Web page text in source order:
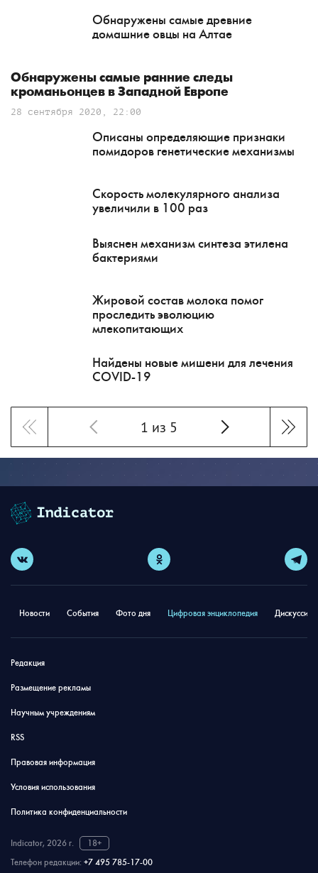
Обнаружены самые древние
домашние овцы на Алтае
Обнаружены самые ранние следы
кроманьонцев в Западной Европе
28 сентября 2020, 22:00
Описаны определяющие признаки
помидоров генетические механизмы
Скорость молекулярного анализа
увеличили в 100 раз
Выяснен механизм синтеза этилена
бактериями
Жировой состав молока помог
проследить эволюцию
млекопитающих
Найдены новые мишени для лечения
COVID-19
1 из 5
Новости События Фото дня Цифровая энциклопедия
Редакция
Размещение рекламы
Научным учреждениям
RSS
Правовая информация
Условия использования
Политика конфиденциальности
Indicator, 2026 г.
18+
Телефон редакции: +7 495 785-17-00